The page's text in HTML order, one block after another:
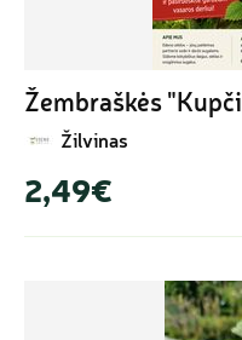
Žembraškės
Žilvinas
2,49€